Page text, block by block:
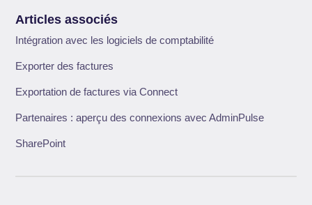
Articles associés
Intégration avec les logiciels de comptabilité
Exporter des factures
Exportation de factures via Connect
Partenaires : aperçu des connexions avec AdminPulse
SharePoint